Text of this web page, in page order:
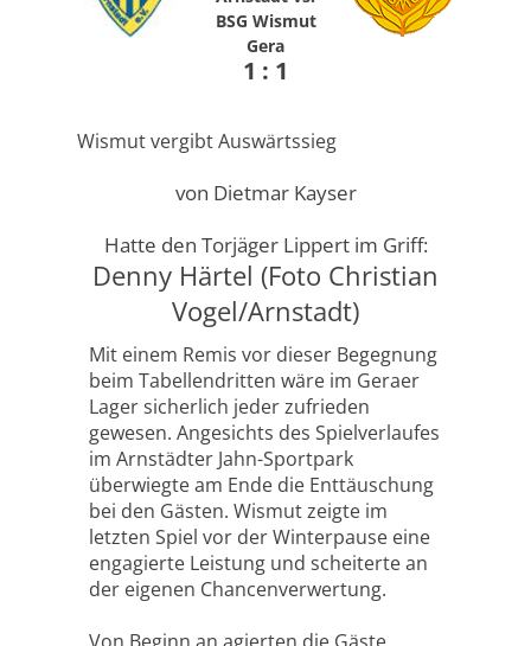
BSG Wismut
Gera
1 : 1
Wismut vergibt Auswärtssieg
von Dietmar Kayser
Hatte den Torjäger Lippert im Griff:
Denny Härtel (Foto Christian
Vogel/Arnstadt)
Mit einem Remis vor dieser Begegnung
beim Tabellendritten wäre im Geraer
Lager sicherlich jeder zufrieden
gewesen. Angesichts des Spielverlaufes
im Arnstädter Jahn-Sportpark
überwiegte am Ende die Enttäuschung
bei den Gästen. Wismut zeigte im
letzten Spiel vor der Winterpause eine
engagierte Leistung und scheiterte an
der eigenen Chancenverwertung.